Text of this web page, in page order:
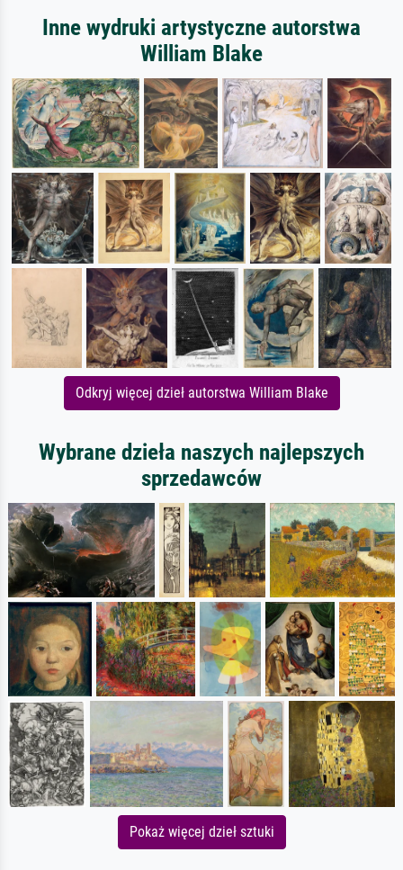
Inne wydruki artystyczne autorstwa
William Blake
Odkryj więcej dzieł autorstwa William Blake
Wybrane dzieła naszych najlepszych
sprzedawców
Pokaż więcej dzieł sztuki